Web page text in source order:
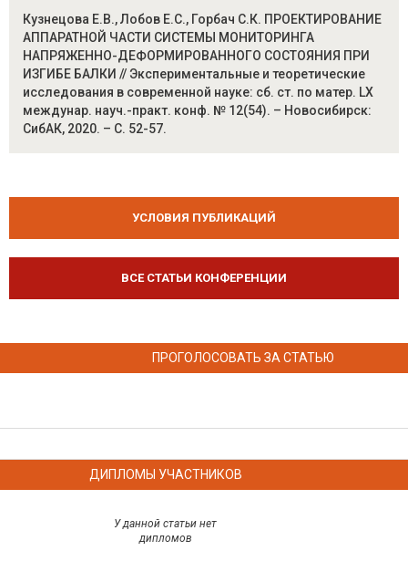
Кузнецова Е.В., Лобов Е.С., Горбач С.К. ПРОЕКТИРОВАНИЕ
АППАРАТНОЙ ЧАСТИ СИСТЕМЫ МОНИТОРИНГА
НАПРЯЖЕННО-ДЕФОРМИРОВАННОГО СОСТОЯНИЯ ПРИ
ИЗГИБЕ БАЛКИ // Экспериментальные и теоретические
исследования в современной науке: сб. ст. по матер. LX
междунар. науч.-практ. конф. № 12(54). – Новосибирск:
СибАК, 2020. – С. 52-57.
УСЛОВИЯ ПУБЛИКАЦИЙ
ВСЕ СТАТЬИ КОНФЕРЕНЦИИ
ПРОГОЛОСОВАТЬ ЗА СТАТЬЮ
ДИПЛОМЫ УЧАСТНИКОВ
У данной статьи нет
дипломов